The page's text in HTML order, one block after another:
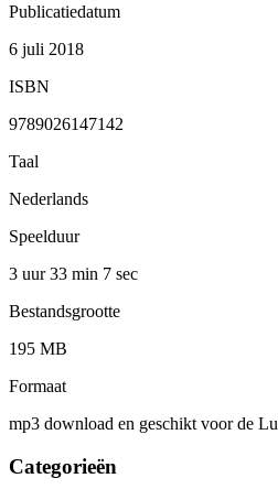
Publicatiedatum
6 juli 2018
ISBN
9789026147142
Taal
Nederlands
Speelduur
3 uur 33 min 7 sec
Bestandsgrootte
195 MB
Formaat
mp3 download en geschikt voor de
Categorieën